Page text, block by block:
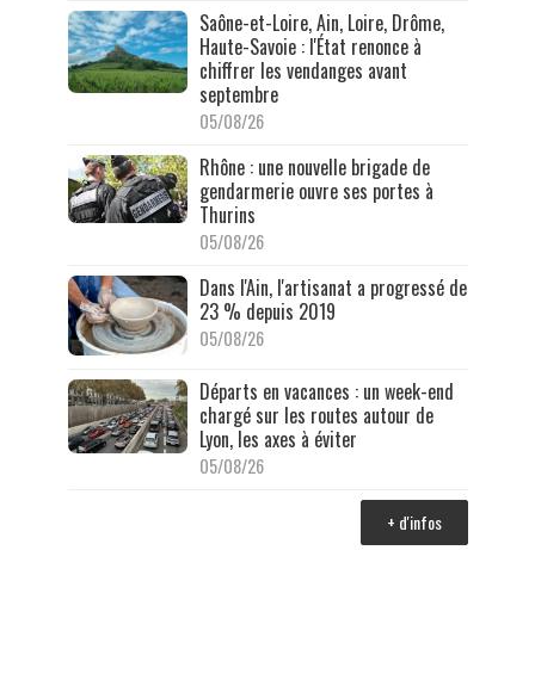
Saône-et-Loire, Ain, Loire, Drôme,
Haute-Savoie : l'État renonce à
chiffrer les vendanges avant
septembre
05/08/26
Rhône : une nouvelle brigade de
gendarmerie ouvre ses portes à
Thurins
05/08/26
Dans l'Ain, l'artisanat a progressé de
23 % depuis 2019
05/08/26
Départs en vacances : un week-end
chargé sur les routes autour de
Lyon, les axes à éviter
05/08/26
+ d'infos